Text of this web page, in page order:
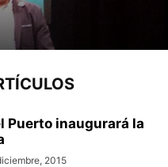
Puerto inaugurará la
2015